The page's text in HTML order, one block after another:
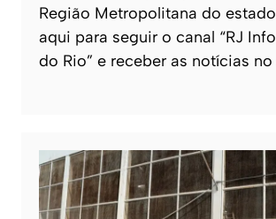
Região Metropolitana do
aqui para seguir o canal “RJ
do Rio” e receber as notícias no